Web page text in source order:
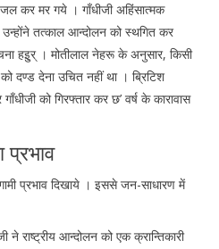
कर मर गये । गाँधीजी अहिंसात्मक
तत्काल आन्दोलन को स्थगित कर
हइुर् । मोतीलाल नेहरू के अनुसार, किसी
दण्ड देना उचित नहीं था । ब्रिटिश
को गिरफ्तार कर छ’ वर्ष के कारावास
प्रभाव दिखाये । इससे जन-साधारण में
ने राष्ट्रीय आन्दोलन को एक क्रान्तिकारी